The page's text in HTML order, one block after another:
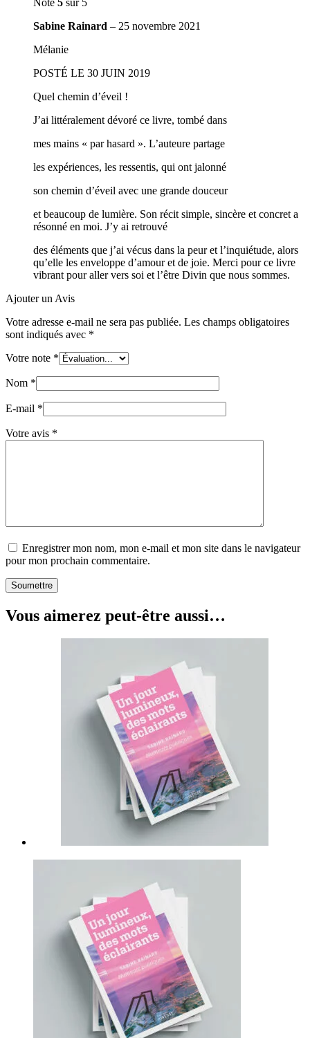
Sabine Rainard – 25 novembre 2021
Mélanie
POSTÉ LE 30 JUIN 2019
Quel chemin d’éveil !
J’ai littéralement dévoré ce livre, tombé dans
mes mains « par hasard ». L’auteure partage
les expériences, les ressentis, qui ont jalonné
son chemin d’éveil avec une grande douceur
et beaucoup de lumière. Son récit simple, sincère et concret a
résonné en moi. J’y ai retrouvé
des éléments que j’ai vécus dans la peur et l’inquiétude, alors
qu’elle les enveloppe d’amour et de joie. Merci pour ce livre
vibrant pour aller vers soi et l’être Divin que nous sommes.
Ajouter un Avis
Votre adresse e-mail ne sera pas publiée. Les champs obligatoires
sont indiqués avec *
Votre note *
Nom *
E-mail *
Votre avis *
Enregistrer mon nom, mon e-mail et mon site dans le navigateur
pour mon prochain commentaire.
Soumettre
Vous aimerez peut-être aussi…